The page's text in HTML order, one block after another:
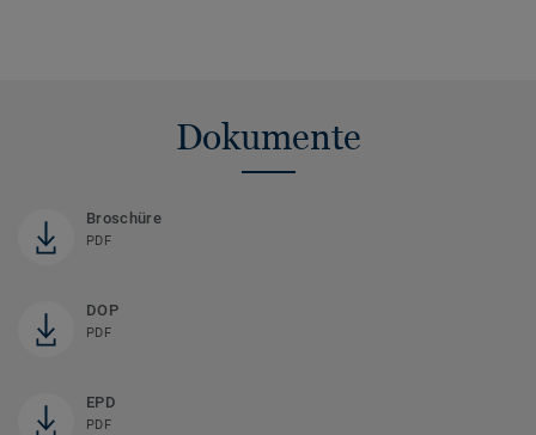
Dokumente
Broschüre
PDF
DOP
PDF
EPD
PDF